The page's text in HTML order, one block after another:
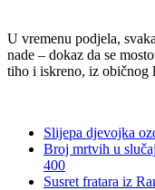
U vremenu podjela,
nade – dokaz da se
tiho i iskreno, iz običnog
Slijepa djevojka
Broj mrtvih u
400
Susret fratara iz